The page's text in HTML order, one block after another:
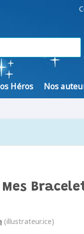
Héros Nos
(illustrateur.ice)